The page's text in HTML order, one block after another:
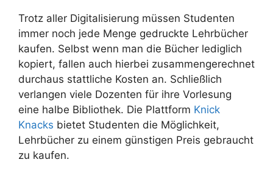
Trotz aller Digitalisierung müssen Studenten
immer noch jede Menge gedruckte Lehrbücher
kaufen. Selbst wenn man die Bücher lediglich
kopiert, fallen auch hierbei zusammengerechnet
durchaus stattliche Kosten an. Schließlich
verlangen viele Dozenten für ihre Vorlesung
eine halbe Bibliothek. Die Plattform Knick
Knacks bietet Studenten die Möglichkeit,
Lehrbücher zu einem günstigen Preis gebraucht
zu kaufen.